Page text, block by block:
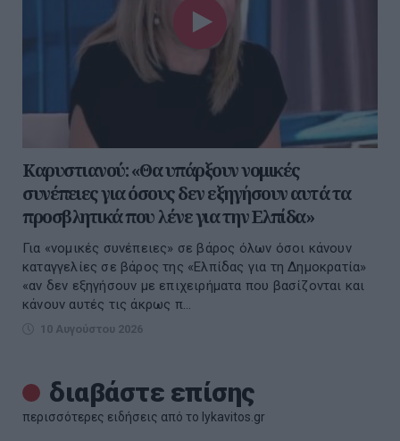
Καρυστιανού: «Θα υπάρξουν νομικές
συνέπειες για όσους δεν εξηγήσουν αυτά τα
προσβλητικά που λένε για την Ελπίδα»
Για «νομικές συνέπειες» σε βάρος όλων όσοι κάνουν
καταγγελίες σε βάρος της «Ελπίδας για τη Δημοκρατία»
«αν δεν εξηγήσουν με επιχειρήματα που βασίζονται και
κάνουν αυτές τις άκρως π...
10 Αυγούστου 2026
διαβάστε επίσης
περισσότερες ειδήσεις από το lykavitos.gr